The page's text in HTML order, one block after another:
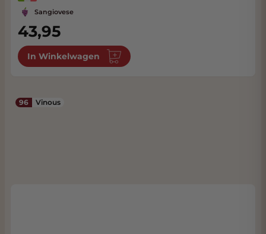
Sangiovese
43,95
In Winkelwagen
96 Vinous